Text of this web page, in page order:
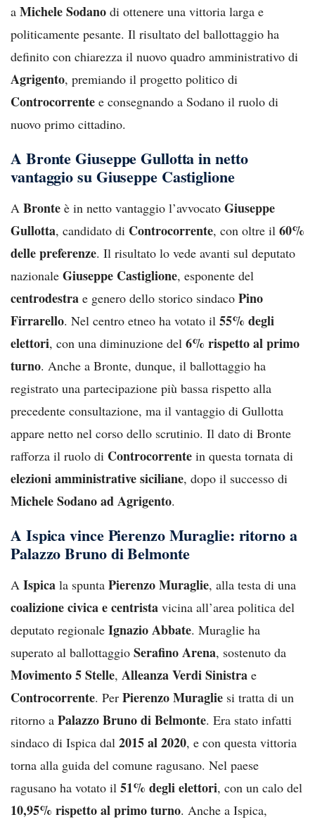
a Michele Sodano di ottenere una vittoria larga e
politicamente pesante. Il risultato del ballottaggio ha
definito con chiarezza il nuovo quadro amministrativo di
Agrigento, premiando il progetto politico di
Controcorrente e consegnando a Sodano il ruolo di
nuovo primo cittadino.
A Bronte Giuseppe Gullotta in netto
vantaggio su Giuseppe Castiglione
A Bronte è in netto vantaggio l’avvocato Giuseppe
Gullotta, candidato di Controcorrente, con oltre il 60%
delle preferenze. Il risultato lo vede avanti sul deputato
nazionale Giuseppe Castiglione, esponente del
centrodestra e genero dello storico sindaco Pino
Firrarello. Nel centro etneo ha votato il 55% degli
elettori, con una diminuzione del 6% rispetto al primo
turno. Anche a Bronte, dunque, il ballottaggio ha
registrato una partecipazione più bassa rispetto alla
precedente consultazione, ma il vantaggio di Gullotta
appare netto nel corso dello scrutinio. Il dato di Bronte
rafforza il ruolo di Controcorrente in questa tornata di
elezioni amministrative siciliane, dopo il successo di
Michele Sodano ad Agrigento.
A Ispica vince Pierenzo Muraglie: ritorno a
Palazzo Bruno di Belmonte
A Ispica la spunta Pierenzo Muraglie, alla testa di una
coalizione civica e centrista vicina all’area politica del
deputato regionale Ignazio Abbate. Muraglie ha
superato al ballottaggio Serafino Arena, sostenuto da
Movimento 5 Stelle, Alleanza Verdi Sinistra e
Controcorrente. Per Pierenzo Muraglie si tratta di un
ritorno a Palazzo Bruno di Belmonte. Era stato infatti
sindaco di Ispica dal 2015 al 2020, e con questa vittoria
torna alla guida del comune ragusano. Nel paese
ragusano ha votato il 51% degli elettori, con un calo del
10,95% rispetto al primo turno. Anche a Ispica,